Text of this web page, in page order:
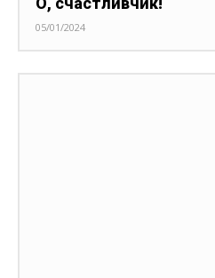
05/01/2024